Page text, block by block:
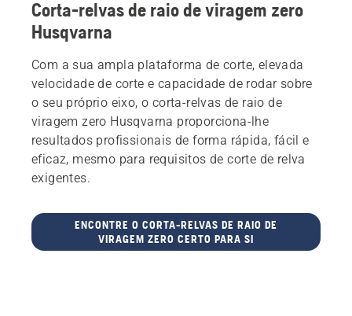
Corta-relvas de raio de viragem zero
Husqvarna
Com a sua ampla plataforma de corte, elevada
velocidade de corte e capacidade de rodar sobre
o seu próprio eixo, o corta-relvas de raio de
viragem zero Husqvarna proporciona-lhe
resultados profissionais de forma rápida, fácil e
eficaz, mesmo para requisitos de corte de relva
exigentes.
ENCONTRE O CORTA-RELVAS DE RAIO DE
VIRAGEM ZERO CERTO PARA SI